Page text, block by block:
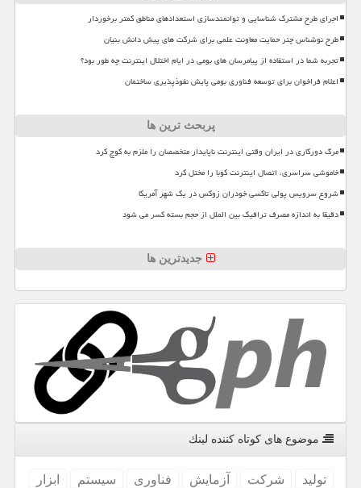
اجرای طرح مشترک شناسایی و توانمندسازی استعدادهای مناطق کمتر برخوردار
طرح نوشناس چتر حمایت معاونت علمی برای شرکت های پیش دانش بنیان
تجربه شما در استفاده از پیامرسان های بومی در ایام اختلال اینترنت چه طور بود؟
اعلام فراخوان برای توسعه فناوری بومی پایش نفوذپذیری ساختمان
پربحث ترین ها
مرگ دورکاری در ایران وقتی اینترنت ناپایدار متخصصان را ملزم به کوچ کرد
خاموشی سراسری، اتصال اینترنت کوبا را مختل کرد
شروع سرویس پولی تاکسی خودران زوکس در یک شهر آمریکا
دقیقا به اندازه مصرف ترافیک بین الملل از حجم بسته کسر می شود
جدیدترین ها
موضوع های كوتاه كننده لینك
تولید شركت آزمایش فناوری سیستم
ابزار